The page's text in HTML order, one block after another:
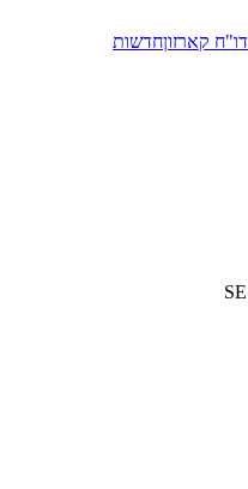
דו"ח קארזוןחדשות